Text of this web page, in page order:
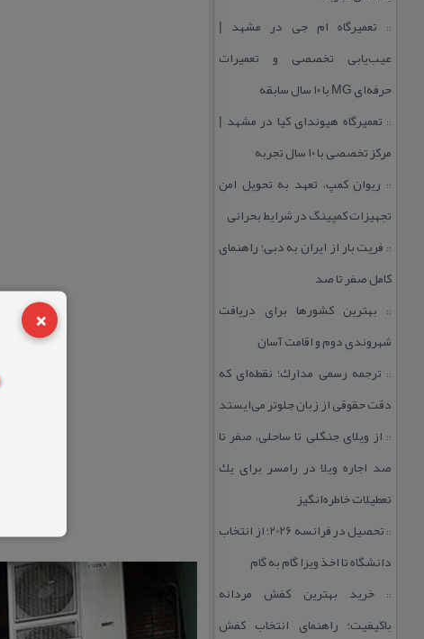
×
:: تعمیرگاه ام جی در مشهد |
عیب‌یابی تخصصی و تعمیرات
حرفه‌ای MG با ۱۰ سال سابقه
:: تعمیرگاه هیوندای كیا در مشهد |
مركز تخصصی با ۱۰ سال تجربه
:: ریوان كمپ، تعهد به تحویل امن
تجهیزات كمپینگ در شرایط بحرانی
:: فریت بار از ایران به دبی؛ راهنمای
كامل صفر تا صد
:: بهترین كشورها برای دریافت
شهروندی دوم و اقامت آسان
:: ترجمه رسمی مدارك؛ نقطه‌ای كه
دقت حقوقی از زبان جلوتر می‌ایستد
:: از ویلای جنگلی تا ساحلی، صفر تا
صد اجاره ویلا در رامسر برای یك
تعطیلات خاطره‌انگیز
::
تحصیل در فرانسه 2026؛ از انتخاب
دانشگاه تا اخذ ویزا گام به گام
::خرید بهترین كفش مردانه
باكیفیت؛ راهنمای انتخاب كفش